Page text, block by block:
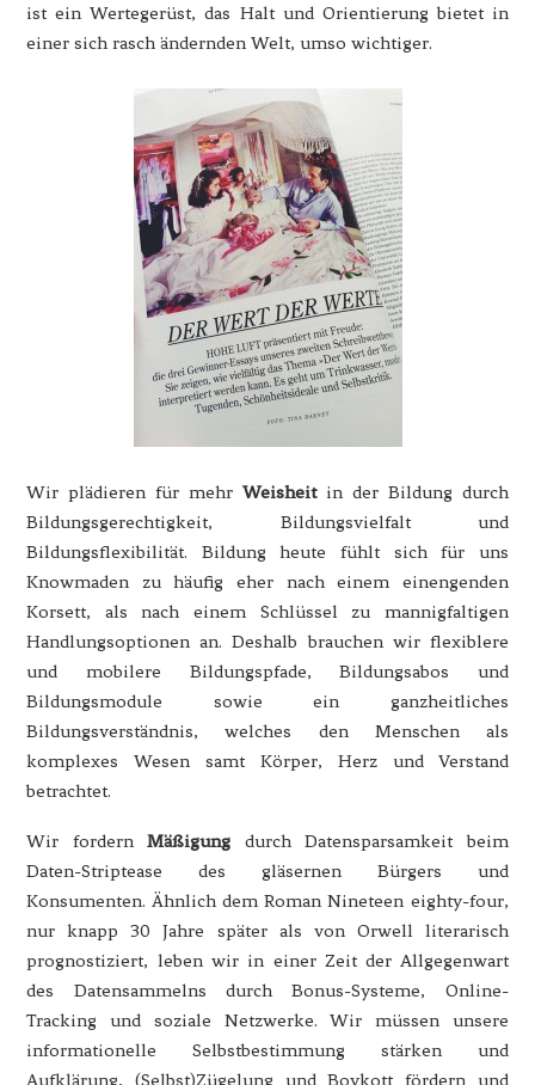
ist ein Wertegerüst, das Halt und Orientierung bietet in
einer sich rasch ändernden Welt, umso wichtiger.
Wir plädieren für mehr Weisheitin der Bildung durch
Bildungsgerechtigkeit, Bildungsvielfalt und
Bildungsflexibilität. Bildung heute fühlt sich für uns
Knowmaden zu häufig eher nach einem einengenden
Korsett, als nach einem Schlüssel zu mannigfaltigen
Handlungsoptionen an. Deshalb brauchen wir flexiblere
und mobilere Bildungspfade, Bildungsabos und
Bildungsmodule sowie ein ganzheitliches
Bildungsverständnis, welches den Menschen als
komplexes Wesen samt Körper, Herz und Verstand
betrachtet.
Wir fordernMäßigung durch Datensparsamkeit beim
Daten-Striptease des gläsernen Bürgers und
Konsumenten. Ähnlich dem Roman Nineteen eighty-four,
nur knapp 30 Jahre später als von Orwell literarisch
prognostiziert, leben wir in einer Zeit der Allgegenwart
des Datensammelns durch Bonus-Systeme, Online-
Tracking und soziale Netzwerke. Wir müssen unsere
informationelle Selbstbestimmung stärken und
Aufklärung, (Selbst)Zügelung und Boykott fördern und